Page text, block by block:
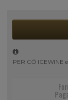
PERICÓ ICEWINE